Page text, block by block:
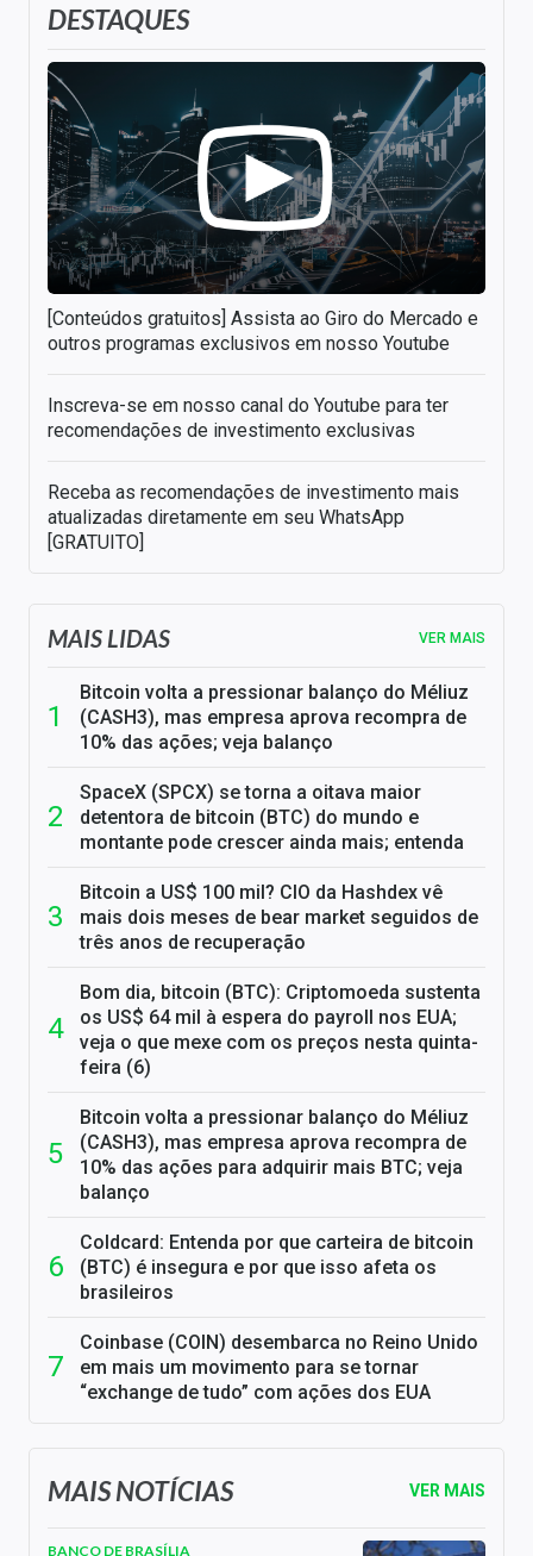
DESTAQUES
[Conteúdos gratuitos] Assista ao Giro do Mercado e
outros programas exclusivos em nosso Youtube
Inscreva-se em nosso canal do Youtube para ter
recomendações de investimento exclusivas
Receba as recomendações de investimento mais
atualizadas diretamente em seu WhatsApp
[GRATUITO]
MAIS LIDAS VER MAIS
Bitcoin volta a pressionar balanço do Méliuz
(CASH3), mas empresa aprova recompra de
10% das ações; veja balanço
SpaceX (SPCX) se torna a oitava maior
detentora de bitcoin (BTC) do mundo e
montante pode crescer ainda mais; entenda
Bitcoin a US$ 100 mil? CIO da Hashdex vê
mais dois meses de bear market seguidos de
três anos de recuperação
Bom dia, bitcoin (BTC): Criptomoeda sustenta
os US$ 64 mil à espera do payroll nos EUA;
veja o que mexe com os preços nesta quinta-
feira (6)
Bitcoin volta a pressionar balanço do Méliuz
(CASH3), mas empresa aprova recompra de
10% das ações para adquirir mais BTC; veja
balanço
Coldcard: Entenda por que carteira de bitcoin
(BTC) é insegura e por que isso afeta os
brasileiros
Coinbase (COIN) desembarca no Reino Unido
em mais um movimento para se tornar
“exchange de tudo” com ações dos EUA
MAIS NOTÍCIAS VER MAIS
BANCO DE BRASÍLIA